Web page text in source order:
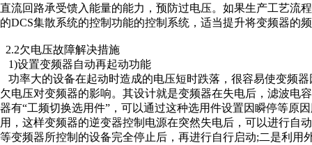
直流回路承受馈入能量的能力，预防过电压。如果生产工艺流
的DCS集散系统的控制功能的控制系统，适当提升将变频器
2.2欠电压故障解决措施
1)设置变频器自动再起动功能
功率大的设备在起动时造成的电压短时跌落，很容易使变频
欠电压对变频器的影响。其设计就是变频器在失电后，滤波电
器有“工频切换选用件”，可以通过这种选用件设置因瞬停等原
用，这样变频器的逆变器控制电源在突然失电后，可以进行自
等变频器所控制的设备完全停止后，再进行自行启动;二是利